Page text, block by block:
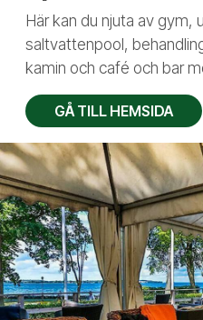
Här kan du njuta av gym,
saltvattenpool,
kamin och café och bar
GÅ TILL HEMSIDA